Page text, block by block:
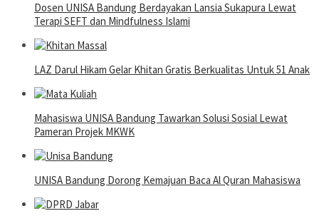
Dosen UNISA Bandung Berdayakan Lansia Sukapura Lewat
Terapi SEFT dan Mindfulness Islami
LAZ Darul Hikam Gelar Khitan Gratis Berkualitas Untuk 51 Anak
Mahasiswa UNISA Bandung Tawarkan Solusi Sosial Lewat
Pameran Projek MKWK
UNISA Bandung Dorong Kemajuan Baca Al Quran Mahasiswa